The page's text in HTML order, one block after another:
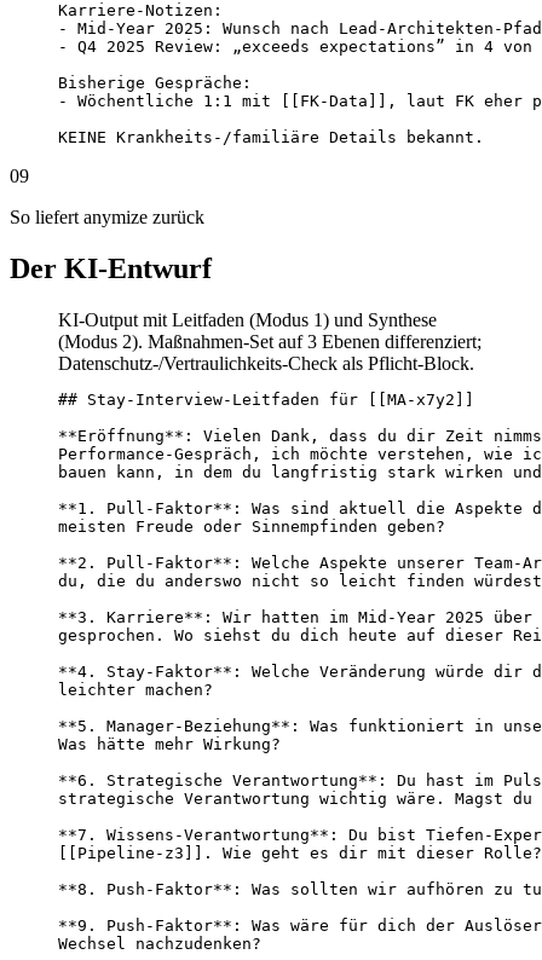
Karriere-Notizen:
- Mid-Year 2025: Wunsch nach Lead-Architekten-
- Q4 2025 Review: „exceeds expectations” in 4
Bisherige Gespräche:
- Wöchentliche 1:1 mit [[FK-Data]], laut FK eher
KEINE Krankheits-/familiäre Details bekannt.
09
So liefert anymize zurück
Der KI-Entwurf
KI-Output mit Leitfaden (Modus 1) und Synthese
(Modus 2). Maßnahmen-Set auf 3 Ebenen differenziert;
Datenschutz-/Vertraulichkeits-Check als Pflicht-Block.
## Stay-Interview-Leitfaden für [[MA-x7y2]]
**Eröffnung**: Vielen Dank, dass du dir Zeit
Performance-Gespräch, ich möchte verstehen,
bauen kann, in dem du langfristig stark wirken
**1. Pull-Faktor**: Was sind aktuell die Aspekte
meisten Freude oder Sinnempfinden geben?
**2. Pull-Faktor**: Welche Aspekte unserer Team-
du, die du anderswo nicht so leicht finden
**3. Karriere**: Wir hatten im Mid-Year 2025 über
gesprochen. Wo siehst du dich heute auf dieser
**4. Stay-Faktor**: Welche Veränderung würde
leichter machen?
**5. Manager-Beziehung**: Was funktioniert in
Was hätte mehr Wirkung?
**6. Strategische Verantwortung**: Du hast im
strategische Verantwortung wichtig wäre. Magst
**7. Wissens-Verantwortung**: Du bist Tiefen-
[[Pipeline-z3]]. Wie geht es dir mit dieser Rolle?
**8. Push-Faktor**: Was sollten wir aufhören zu
**9. Push-Faktor**: Was wäre für dich der
Wechsel nachzudenken?